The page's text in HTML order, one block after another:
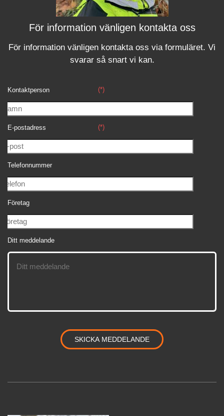
För information vänligen kontakta oss
För information vänligen kontakta oss via formuläret. Vi
svararså snart vi kan.
Kontaktperson (*)
E-postadress (*)
Telefonnummer
Företag
Ditt meddelande